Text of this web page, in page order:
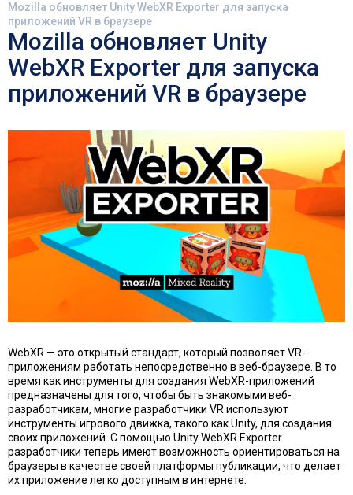
Mozilla обновляет Unity WebXR Exporter для запуска
приложений VR в браузере
Mozilla обновляет Unity
WebXR Exporter для запуска
приложений VR в браузере
WebXR — это открытый стандарт, который позволяет VR-
приложениям работать непосредственно в веб-браузере. В то
время как инструменты для создания WebXR-приложений
предназначены для того, чтобы быть знакомыми веб-
разработчикам, многие разработчики VR используют
инструменты игрового движка, такого как Unity, для создания
своих приложений. С помощью Unity WebXR Exporter
разработчики теперь имеют возможность ориентироваться на
браузеры в качестве своей платформы публикации, что делает
их приложение легко доступным в интернете.